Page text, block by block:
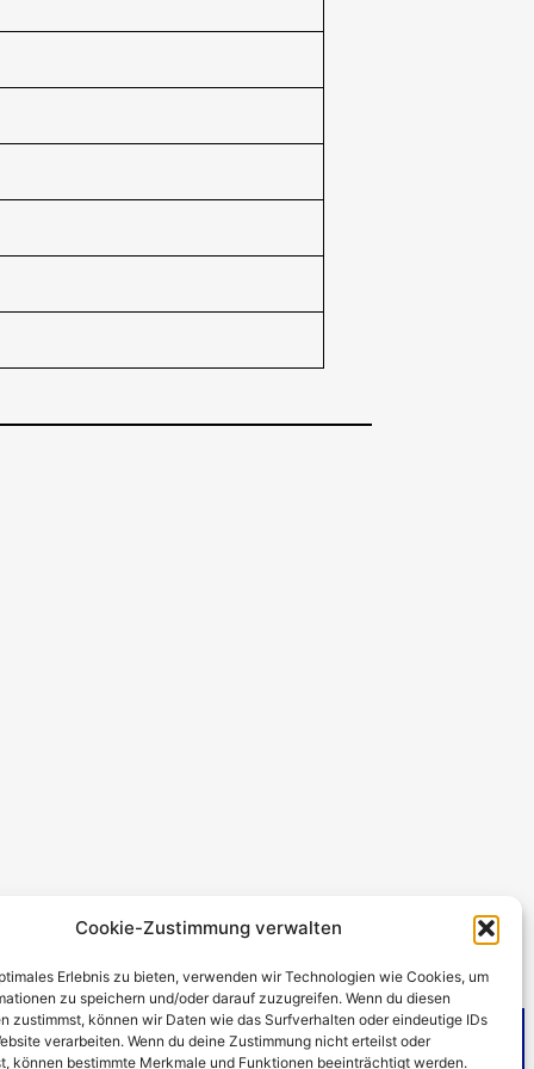
Cookie-Zustimmung verwalten
Erlebnis zu bieten, verwenden wir Technologien wie Cookies, um
zu speichern und/oder darauf zuzugreifen. Wenn du diesen
zustimmst, können wir Daten wie das Surfverhalten oder eindeutige IDs
verarbeiten. Wenn du deine Zustimmung nicht erteilst oder
können bestimmte Merkmale und Funktionen beeinträchtigt werden.